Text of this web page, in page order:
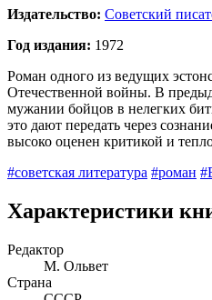
Издательство: Советский
Год издания: 1972
Роман одного из ведущих
Отечественной войны. В
мужании бойцов в нелегких
это дают передать через
высоко оценен критикой и
#советская литература #роман
Характеристики
Редактор
М. Ольвет
Страна